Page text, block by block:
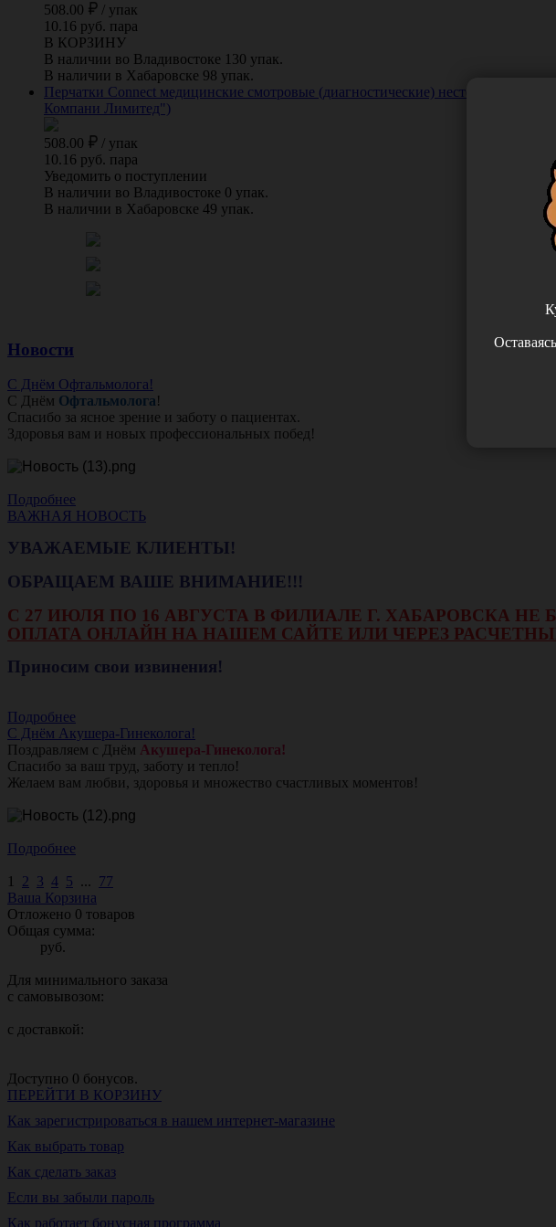
508.00 / упак
10.16 руб. пара
В КОРЗИНУ
В наличии во Владивостоке 130 упак.
В наличии в Хабаровске 98 упак.
Перчатки Connect медицинские смотровые (диагностические) нестерильные
Компани Лимитед")
508.00 / упак
10.16 руб. пара
Уведомить о поступлении
В наличии во Владивостоке 0 упак.
В наличии в Хабаровске 49 упак.
Новости
С Днём Офтальмолога!
С Днём Офтальмолога!
Спасибо за ясное зрение и заботу о пациентах.
Здоровья вам и новых профессиональных побед!
Подробнее
ВАЖНАЯ НОВОСТЬ
УВАЖАЕМЫЕ КЛИЕНТЫ!
ОБРАЩАЕМ ВАШЕ ВНИМАНИЕ!!!
С 27 ИЮЛЯ ПО 16 АВГУСТА В ФИЛИАЛЕ Г. ХАБАРОВСКА
ОПЛАТА ОНЛАЙН НА НАШЕМ САЙТЕ ИЛИ ЧЕРЕЗ
Приносим свои извинения!
Подробнее
С Днём Акушера-Гинеколога!
Поздравляем с Днём Акушера-Гинеколога!
Спасибо за ваш труд, заботу и тепло!
Желаем вам любви, здоровья и множество счастливых моментов!
Подробнее
1 2 3 4 5 ... 77
Ваша Корзина
Отложено 0 товаров
Общая сумма:
руб.
Для минимального заказа
с самовывозом:
с доставкой:
Доступно 0 бонусов.
ПЕРЕЙТИ В КОРЗИНУ
Как зарегистрироваться в нашем интернет-магазине
Как выбрать товар
Как сделать заказ
Если вы забыли пароль
Как работает бонусная программа